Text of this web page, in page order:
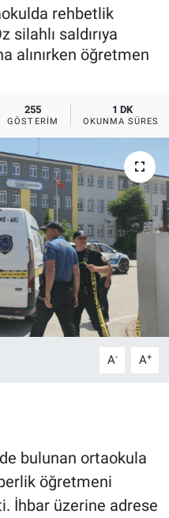
rehbetlik
saldırıya
alınırken öğretmen
255
GÖSTERIM
1 DK
OKUNMA SÜRESI
A- A+
bulunan ortaokula
öğretmeni
İhbar üzerine adrese